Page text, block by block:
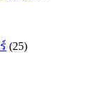
(25)